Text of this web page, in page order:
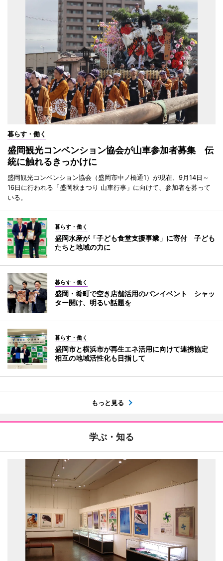
暮らす・働く
盛岡観光コンベンション協会が山車参加者募集 伝
統に触れるきっかけに
盛岡観光コンベンション協会（盛岡市中ノ橋通1）が現在、9月14日～
16日に行われる「盛岡秋まつり 山車行事」に向けて、参加者を募って
いる。
暮らす・働く
盛岡水産が「子ども食堂支援事業」に寄付 子ども
たちと地域の力に
暮らす・働く
盛岡・肴町で空き店舗活用のパンイベント シャッ
ター開け、明るい話題を
暮らす・働く
盛岡市と横浜市が再生エネ活用に向けて連携協定
相互の地域活性化も目指して
もっと見る
学ぶ・知る